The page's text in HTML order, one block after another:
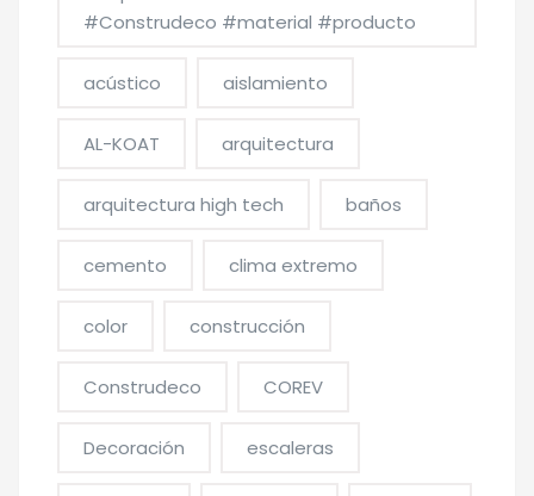
#Construdeco #material #producto
acústico aislamiento
AL-KOAT arquitectura
arquitectura high tech baños
cemento clima extremo
color construcción
Construdeco COREV
Decoración escaleras